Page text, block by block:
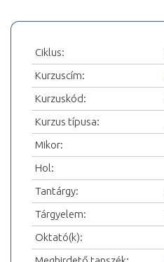
Ciklus:
Kurzuscím:
Kurzuskód:
Kurzus típusa:
Mikor:
Hol:
Tantárgy:
Tárgyelem:
Oktató(k):